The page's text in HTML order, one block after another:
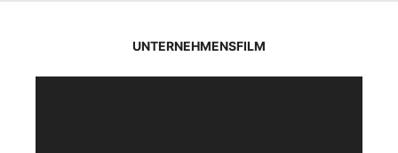
UNTERNEHMENSFILM